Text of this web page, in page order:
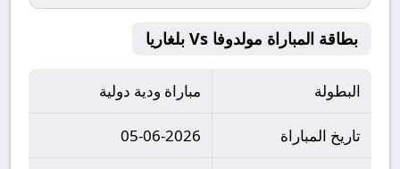
بطاقة المباراة مولدوفا Vs بلغاريا
البطولة مباراة ودية دولية
تاريخ المباراة 05-06-2026